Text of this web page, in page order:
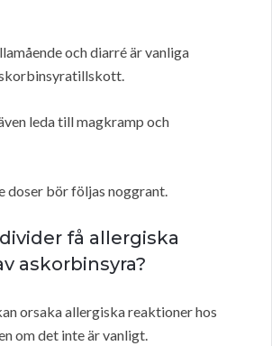
och diarré är vanliga
leda till magkramp och
doser bör följas noggrant.
få allergiska
askorbinsyra?
orsaka allergiska reaktioner hos
om det inte är vanligt.